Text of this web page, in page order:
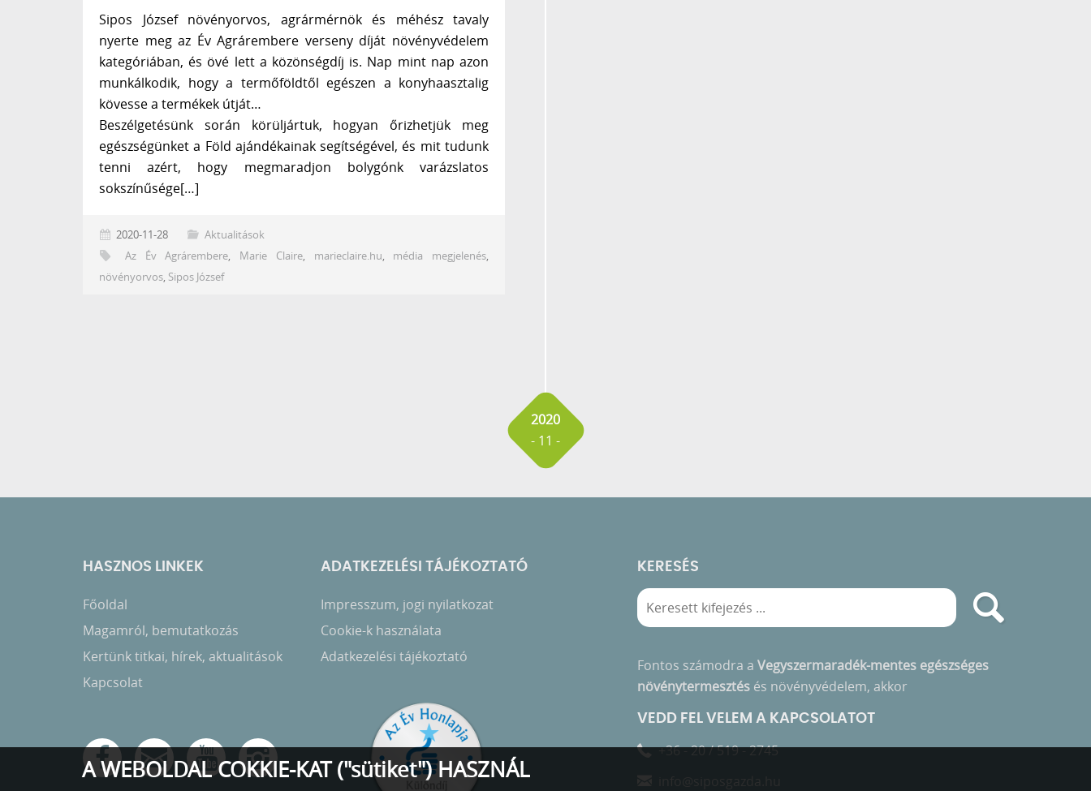
Sipos József növényorvos, agrármérnök és méhész tavaly
nyerte meg az Év Agrárembere verseny díját növényvédelem
kategóriában, és övé lett a közönségdíj is. Nap mint nap azon
munkálkodik, hogy a termőföldtől egészen a konyhaasztalig
kövesse a termékek útját…
Beszélgetésünk során körüljártuk, hogyan őrizhetjük meg
egészségünket a Föld ajándékainak segítségével, és mit tudunk
tenni azért, hogy megmaradjon bolygónk varázslatos
sokszínűsége[…]
2020-11-28
Aktualitások
Az Év Agrárembere, Marie Claire, marieclaire.hu, média megjelenés,
növényorvos, Sipos József
2020
- 11 -
HASZNOS LINKEK
Főoldal
Magamról, bemutatkozás
Kertünk titkai, hírek, aktualitások
Kapcsolat
ADATKEZELÉSI TÁJÉKOZTATÓ
Impresszum, jogi nyilatkozat
Cookie-k használata
Adatkezelési tájékoztató
KERESÉS
Fontos számodra a Vegyszermaradék-mentes egészséges
növénytermesztésés növényvédelem, akkor
VEDD FEL VELEM A KAPCSOLATOT
+36 - 20 / 519 - 2745
A WEBOLDAL COKKIE-KAT ("sütiket") HASZNÁL